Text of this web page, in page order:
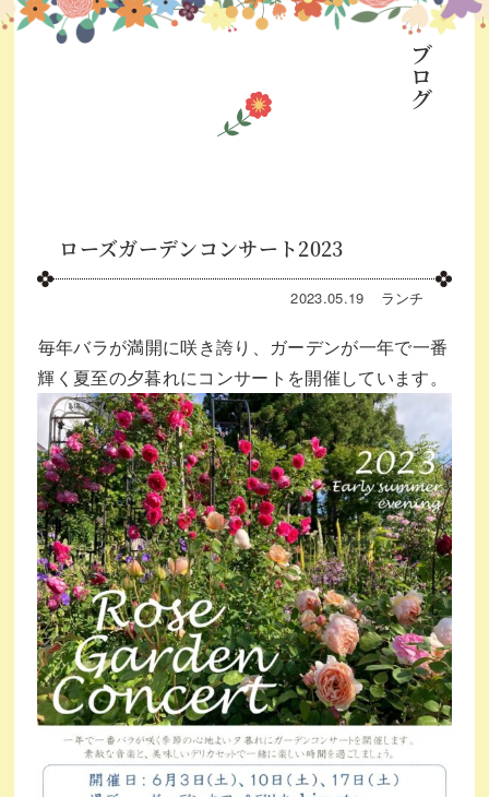
ブログ
ローズガーデンコンサート2023
2023.05.19 ランチ
⁡毎年バラが満開に咲き誇り、ガーデンが一年で一番
輝く夏至の夕暮れにコンサートを開催しています。